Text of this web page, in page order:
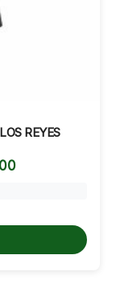
REYES
Rango
RD$950.00